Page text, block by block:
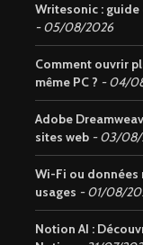
Writesonic :
05/08/2026
Comment ouvrir
même PC ?
04/
Adobe
sites web
03/08/
Wi-Fi ou données
usages
01/08/
Notion AI :